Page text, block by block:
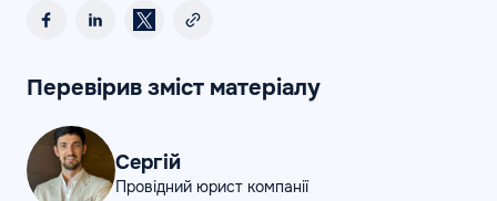
Перевірив зміст матеріалу
Сергій
Провідний юрист компанії